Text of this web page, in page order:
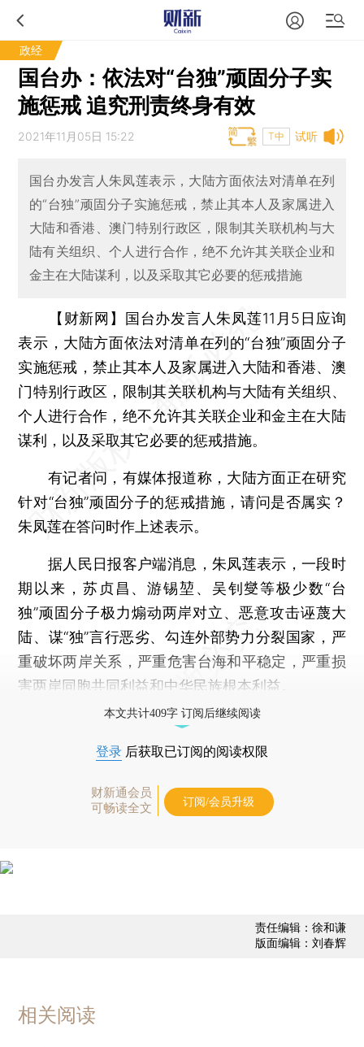
政经
国台办：依法对“台独”顽固分子实
施惩戒 追究刑责终身有效
试听
2021年11月05日 15:22 T中
国台办发言人朱凤莲表示，大陆方面依法对清单在列
的“台独”顽固分子实施惩戒，禁止其本人及家属进入
大陆和香港、澳门特别行政区，限制其关联机构与大
陆有关组织、个人进行合作，绝不允许其关联企业和
金主在大陆谋利，以及采取其它必要的惩戒措施
【财新网】
国台办发言人朱凤莲11月5日应询
表示，大陆方面依法对清单在列的“台独”顽固分子
实施惩戒，禁止其本人及家属进入大陆和香港、澳
门特别行政区，限制其关联机构与大陆有关组织、
个人进行合作，绝不允许其关联企业和金主在大陆
谋利，以及采取其它必要的惩戒措施。
有记者问，有媒体报道称，大陆方面正在研究
针对“台独”顽固分子的惩戒措施，请问是否属实？
朱凤莲在答问时作上述表示。
据人民日报客户端消息，朱凤莲表示，一段时
期以来，苏贞昌、游锡堃、吴钊燮等极少数“台
独”顽固分子极力煽动两岸对立、恶意攻击诬蔑大
陆、谋“独”言行恶劣、勾连外部势力分裂国家，严
重破坏两岸关系，严重危害台海和平稳定，严重损
害两岸同胞共同利益和中华民族根本利益。
本文共计409字 订阅后继续阅读
登录 后获取已订阅的阅读权限
财新通会员
可畅读全文
订阅/会员升级
责任编辑：徐和谦
版面编辑：刘春辉
相关阅读